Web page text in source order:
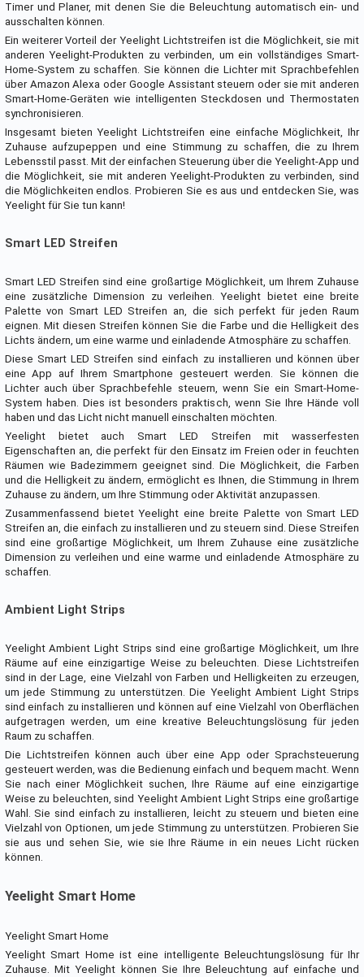
Timer und Planer, mit denen Sie die Beleuchtung automatisch ein- und
ausschalten können.
Ein weiterer Vorteil der Yeelight Lichtstreifen ist die Möglichkeit, sie mit
anderen Yeelight-Produkten zu verbinden, um ein vollständiges Smart-
Home-System zu schaffen. Sie können die Lichter mit Sprachbefehlen
über Amazon Alexa oder Google Assistant steuern oder sie mit anderen
Smart-Home-Geräten wie intelligenten Steckdosen und Thermostaten
synchronisieren.
Insgesamt bieten Yeelight Lichtstreifen eine einfache Möglichkeit, Ihr
Zuhause aufzupeppen und eine Stimmung zu schaffen, die zu Ihrem
Lebensstil passt. Mit der einfachen Steuerung über die Yeelight-App und
die Möglichkeit, sie mit anderen Yeelight-Produkten zu verbinden, sind
die Möglichkeiten endlos. Probieren Sie es aus und entdecken Sie, was
Yeelight für Sie tun kann!
Smart LED Streifen
Smart LED Streifen sind eine großartige Möglichkeit, um Ihrem Zuhause
eine zusätzliche Dimension zu verleihen. Yeelight bietet eine breite
Palette von Smart LED Streifen an, die sich perfekt für jeden Raum
eignen. Mit diesen Streifen können Sie die Farbe und die Helligkeit des
Lichts ändern, um eine warme und einladende Atmosphäre zu schaffen.
Diese Smart LED Streifen sind einfach zu installieren und können über
eine App auf Ihrem Smartphone gesteuert werden. Sie können die
Lichter auch über Sprachbefehle steuern, wenn Sie ein Smart-Home-
System haben. Dies ist besonders praktisch, wenn Sie Ihre Hände voll
haben und das Licht nicht manuell einschalten möchten.
Yeelight bietet auch Smart LED Streifen mit wasserfesten
Eigenschaften an, die perfekt für den Einsatz im Freien oder in feuchten
Räumen wie Badezimmern geeignet sind. Die Möglichkeit, die Farben
und die Helligkeit zu ändern, ermöglicht es Ihnen, die Stimmung in Ihrem
Zuhause zu ändern, um Ihre Stimmung oder Aktivität anzupassen.
Zusammenfassend bietet Yeelight eine breite Palette von Smart LED
Streifen an, die einfach zu installieren und zu steuern sind. Diese Streifen
sind eine großartige Möglichkeit, um Ihrem Zuhause eine zusätzliche
Dimension zu verleihen und eine warme und einladende Atmosphäre zu
schaffen.
Ambient Light Strips
Yeelight Ambient Light Strips sind eine großartige Möglichkeit, um Ihre
Räume auf eine einzigartige Weise zu beleuchten. Diese Lichtstreifen
sind in der Lage, eine Vielzahl von Farben und Helligkeiten zu erzeugen,
um jede Stimmung zu unterstützen. Die Yeelight Ambient Light Strips
sind einfach zu installieren und können auf eine Vielzahl von Oberflächen
aufgetragen werden, um eine kreative Beleuchtungslösung für jeden
Raum zu schaffen.
Die Lichtstreifen können auch über eine App oder Sprachsteuerung
gesteuert werden, was die Bedienung einfach und bequem macht. Wenn
Sie nach einer Möglichkeit suchen, Ihre Räume auf eine einzigartige
Weise zu beleuchten, sind Yeelight Ambient Light Strips eine großartige
Wahl. Sie sind einfach zu installieren, leicht zu steuern und bieten eine
Vielzahl von Optionen, um jede Stimmung zu unterstützen. Probieren Sie
sie aus und sehen Sie, wie sie Ihre Räume in ein neues Licht rücken
können.
Yeelight Smart Home
Yeelight Smart Home
Yeelight Smart Home ist eine intelligente Beleuchtungslösung für Ihr
Zuhause. Mit Yeelight können Sie Ihre Beleuchtung auf einfache und